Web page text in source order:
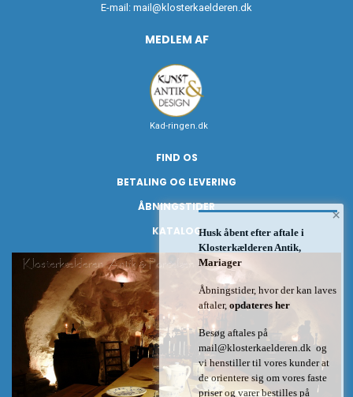
E-mail: mail@klosterkaelderen.dk
MEDLEM AF
Kad-ringen.dk
FIND OS
BETALING OG LEVERING
ÅBNINGSTIDER
KATALOG
×
Husk åbent efter aftale i
Klosterkælderen Antik,
Mariager
Åbningstider, hvor der kan laves
aftaler, opdateres her
Besøg aftales på
mail@klosterkaelderen.dk og
vi henstiller til vores kunder at
de orientere sig om vores faste
priser og varer bestilles på